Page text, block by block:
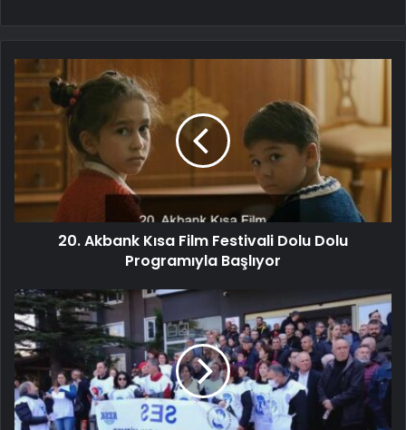
20. Akbank Kısa Film Festivali Dolu Dolu
Programıyla Başlıyor